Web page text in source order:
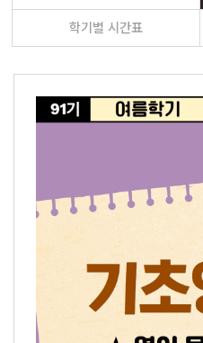
학기별 시간표